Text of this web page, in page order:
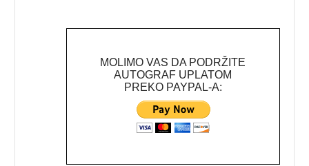
MOLIMO VAS DA PODRŽITE
AUTOGRAF UPLATOM
PREKO PAYPAL-A: